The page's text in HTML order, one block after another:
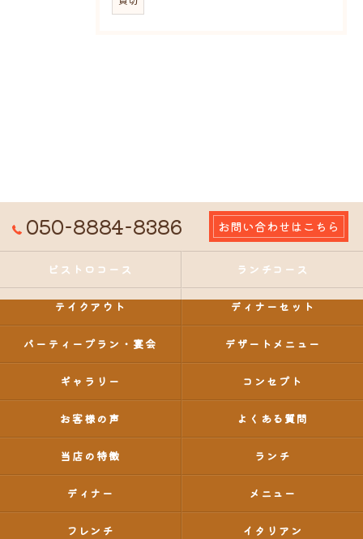
050-8884-8386 お問い合わせはこちら
ビストロコース ランチコース
テイクアウト ディナーセット
パーティープラン・宴会 デザートメニュー
ギャラリー コンセプト
お客様の声 よくある質問
当店の特徴 ランチ
ディナー メニュー
フレンチ イタリアン